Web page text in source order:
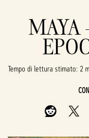
MAYA
Tempo di lettura stimato 2